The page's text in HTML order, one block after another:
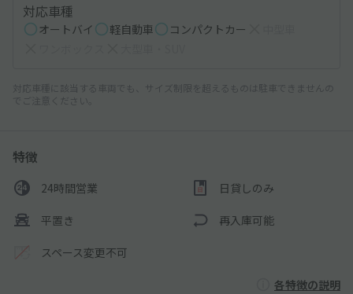
対応車種
オートバイ 軽自動車 コンパクトカー
対応車種に該当する車両でも、サイズ制限を超えるものは駐車できませんの
でご注意ください。
特徴
24時間営業 日貸しのみ
平置き 再入庫可能
スペース変更不可
各特徴の説明